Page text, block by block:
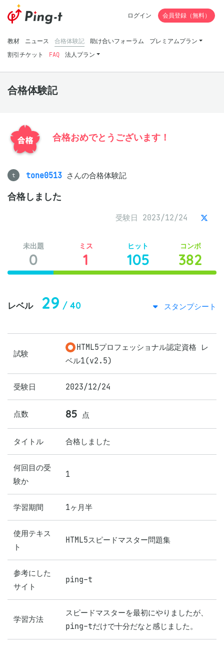
教材 ニュース 合格体験記 助け合いフォーラム
プレミアムプラン
割引チケット
FAQ 法人プラン
ログイン 会員登録（無料）
合格体験記
合格おめでとうございます！
t tone0513 さんの合格体験記
合格しました
受験日 2023/12/24
未出題
0
ミス
1
ヒット
105
コンボ
382
レベル 29 / 40 スタンプシート
試験
HTML5プロフェッショナル認定資格 レ
ベル1(v2.5)
受験日 2023/12/24
点数 85 点
タイトル 合格しました
何回目の受
験か
1
学習期間 1ヶ月半
使用テキス
ト
HTML5スピードマスター問題集
参考にした
サイト
ping-t
学習方法
スピードマスターを最初にやりましたが、
ping-tだけで十分だなと感じました。